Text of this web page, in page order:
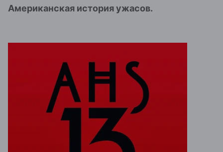
Американская история ужасов.